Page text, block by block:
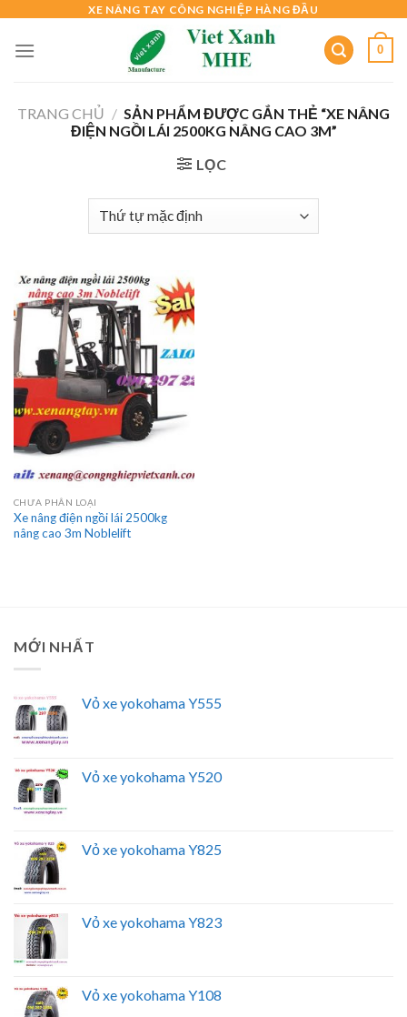
content
XE NÂNG TAY CÔNG NGHIỆP HÀNG ĐẦU
0
TRANG CHỦ / SẢN PHẨM ĐƯỢC GẮN THẺ “XE NÂNG
ĐIỆN NGỒI LÁI 2500KG NÂNG CAO 3M”
LỌC
CHƯA PHÂN LOẠI
Xe nâng điện ngồi lái 2500kg
nâng cao 3m Noblelift
MỚI NHẤT
Vỏ xe yokohama Y555
Vỏ xe yokohama Y520
Vỏ xe yokohama Y825
Vỏ xe yokohama Y823
Vỏ xe yokohama Y108